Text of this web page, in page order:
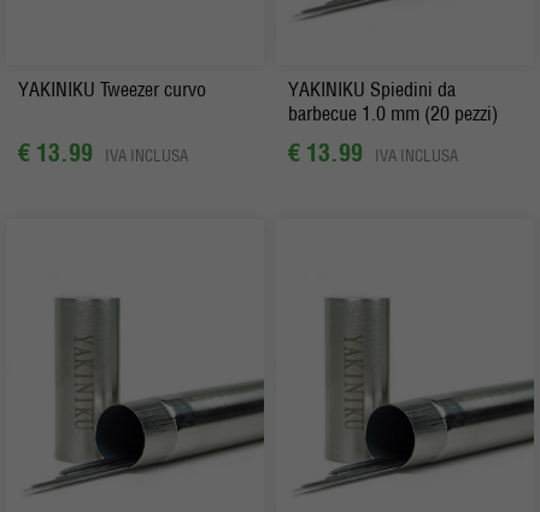
YAKINIKU Tweezer curvo
€ 13.99 IVA INCLUSA
YAKINIKU Spiedini da
barbecue 1.0 mm (20 pezzi)
€ 13.99 IVA INCLUSA